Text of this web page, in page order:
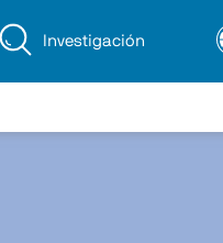
Investigación